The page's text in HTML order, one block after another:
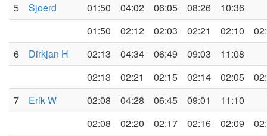
5
Sjoerd 01:50 04:02 06:05 08:26
10:36
01:50
02:12 02:03 02:21 02:10
6
Dirkjan H 02:13 04:34 06:49 09:03
11:08
02:13
02:21 02:15 02:14 02:05
7
Erik W 02:08 04:28 06:45 09:01
11:10
02:08
02:20 02:17 02:16 02:09